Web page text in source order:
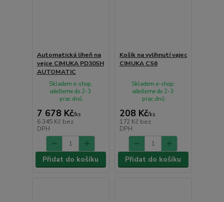
Automatická líheň na
vejce CIMUKA PD30SH
AUTOMATIC
7 678 Kč/ks
6 345 Kč bez
DPH
Skladem e-shop,
odešleme do 2-3
prac.dnů
Přidat do košíku
Košík na vylíhnutí vajec
CIMUKA CS6
208 Kč/ks
172 Kč bez
DPH
Skladem e-shop,
odešleme do 2-3
prac.dnů
Přidat do košíku